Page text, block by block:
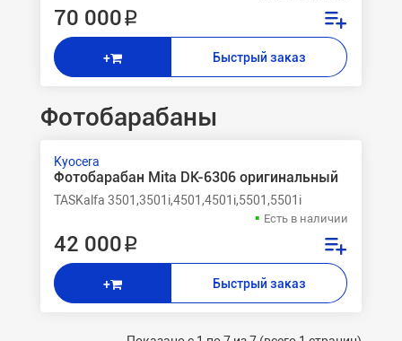
70 000 ₽
+ Быстрый заказ
Фотобарабаны
Kyocera
Фотобарабан Mita DK-6306 оригинальный
TASKalfa 3501,3501i,4501,4501i,5501,5501i
Есть в наличии
42 000 ₽
+ Быстрый заказ